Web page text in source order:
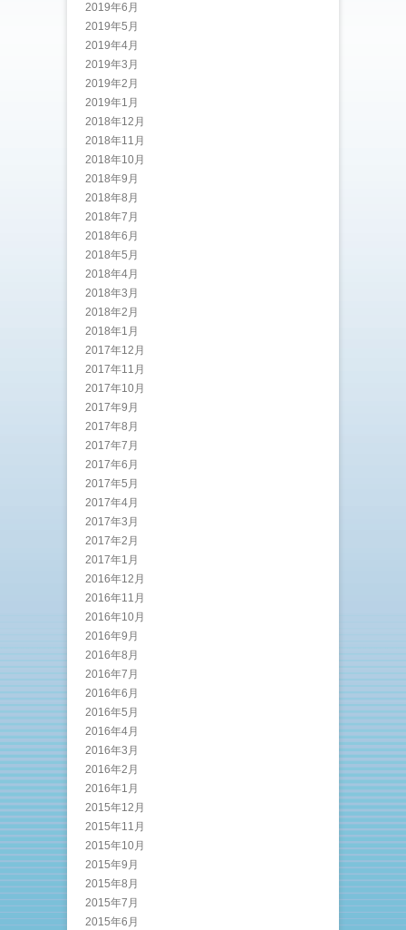
2019年6月
2019年5月
2019年4月
2019年3月
2019年2月
2019年1月
2018年12月
2018年11月
2018年10月
2018年9月
2018年8月
2018年7月
2018年6月
2018年5月
2018年4月
2018年3月
2018年2月
2018年1月
2017年12月
2017年11月
2017年10月
2017年9月
2017年8月
2017年7月
2017年6月
2017年5月
2017年4月
2017年3月
2017年2月
2017年1月
2016年12月
2016年11月
2016年10月
2016年9月
2016年8月
2016年7月
2016年6月
2016年5月
2016年4月
2016年3月
2016年2月
2016年1月
2015年12月
2015年11月
2015年10月
2015年9月
2015年8月
2015年7月
2015年6月